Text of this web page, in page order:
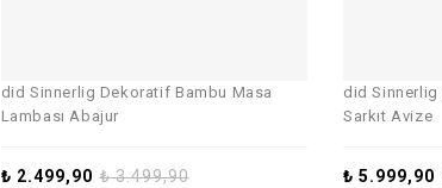
did Sinnerlig Dekoratif Bambu Masa
Lambası Abajur
₺3.499,90
₺ 2.499,90
did
Sarkıt Avize
₺ 5.999,90